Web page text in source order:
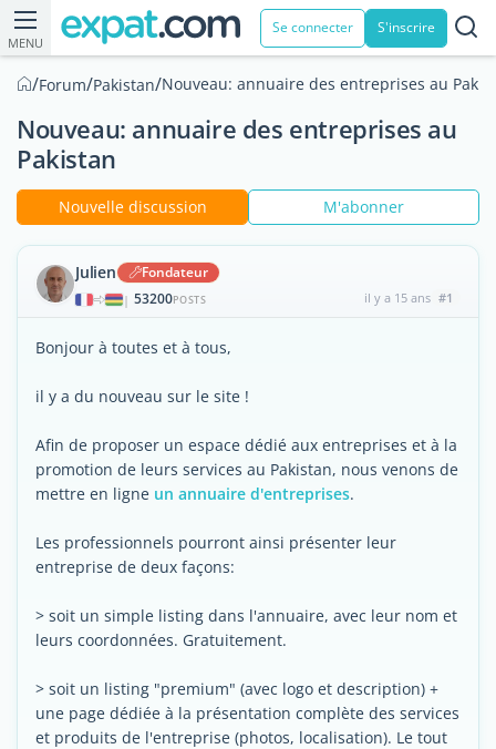
MENU
Se connecter S'inscrire
/Forum/Pakistan/Nouveau: annuaire des entreprises au
Nouveau: annuaire des entreprises au
Pakistan
Nouvelle discussion M'abonner
Julien Fondateur
| 53200POSTS il y a 15 ans #1
Bonjour à toutes et à tous,
il y a du nouveau sur le site !
Afin de proposer un espace dédié aux entreprises et à la
promotion de leurs services au Pakistan, nous venons de
mettre en ligne un annuaire d'entreprises.
Les professionnels pourront ainsi présenter leur
entreprise de deux façons:
> soit un simple listing dans l'annuaire, avec leur nom et
leurs coordonnées. Gratuitement.
> soit un listing "premium" (avec logo et description) +
une page dédiée à la présentation complète des services
et produits de l'entreprise (photos, localisation). Le tout